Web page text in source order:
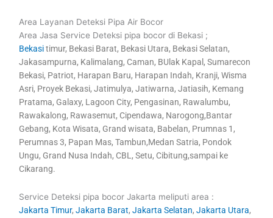
Area Layanan Deteksi Pipa Air Bocor
Area Jasa Service Deteksi pipa bocor di Bekasi ;
Bekasitimur, Bekasi Barat, Bekasi Utara, Bekasi Selatan,
Jakasampurna, Kalimalang, Caman, BUlak Kapal, Sumarecon
Bekasi, Patriot, Harapan Baru, Harapan Indah, Kranji, Wisma
Asri, Proyek Bekasi, Jatimulya, Jatiwarna, Jatiasih, Kemang
Pratama, Galaxy, Lagoon City, Pengasinan, Rawalumbu,
Rawakalong, Rawasemut, Cipendawa, Narogong,Bantar
Gebang, Kota Wisata, Grand wisata, Babelan, Prumnas 1,
Perumnas 3, Papan Mas, Tambun,Medan Satria, Pondok
Ungu, Grand Nusa Indah, CBL, Setu, Cibitung,sampai ke
Cikarang.
Service Deteksi pipa bocor Jakarta meliputi area :
Jakarta Timur,Jakarta Barat,Jakarta Selatan,Jakarta Utara,